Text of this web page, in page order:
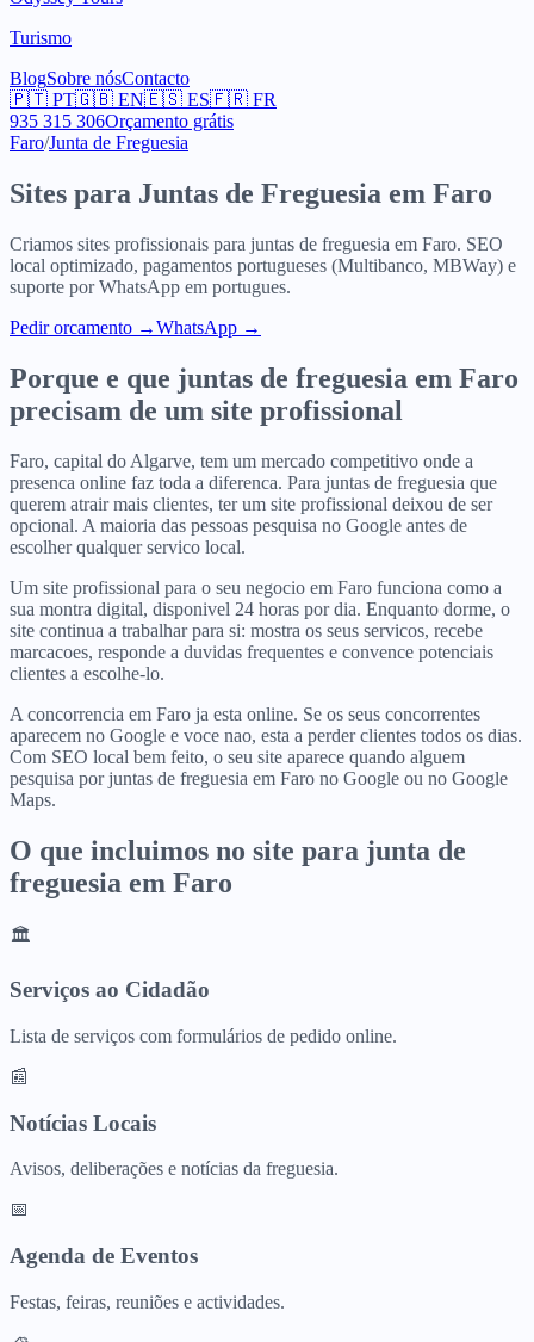
Turismo
BlogSobre nósContacto
🇵🇹 PT🇬🇧 EN🇪🇸 ES🇫🇷 FR
935 315 306Orçamento grátis
Faro/Junta de Freguesia
Sites para Juntas de Freguesia em Faro
Criamos sites profissionais para juntas de freguesia em Faro. SEO
local optimizado, pagamentos portugueses (Multibanco, MBWay) e
suporte por WhatsApp em portugues.
Pedir orcamento →WhatsApp →
Porque e que juntas de freguesia em Faro
precisam de um site profissional
Faro, capital do Algarve, tem um mercado competitivo onde a
presenca online faz toda a diferenca. Para juntas de freguesia que
querem atrair mais clientes, ter um site profissional deixou de ser
opcional. A maioria das pessoas pesquisa no Google antes de
escolher qualquer servico local.
Um site profissional para o seu negocio em Faro funciona como a
sua montra digital, disponivel 24 horas por dia. Enquanto dorme, o
site continua a trabalhar para si: mostra os seus servicos, recebe
marcacoes, responde a duvidas frequentes e convence potenciais
clientes a escolhe-lo.
A concorrencia em Faro ja esta online. Se os seus concorrentes
aparecem no Google e voce nao, esta a perder clientes todos os dias.
Com SEO local bem feito, o seu site aparece quando alguem
pesquisa por juntas de freguesia em Faro no Google ou no Google
Maps.
O que incluimos no site para junta de
freguesia em Faro
🏛️
Serviços ao Cidadão
Lista de serviços com formulários de pedido online.
📰
Notícias Locais
Avisos, deliberações e notícias da freguesia.
📅
Agenda de Eventos
Festas, feiras, reuniões e actividades.